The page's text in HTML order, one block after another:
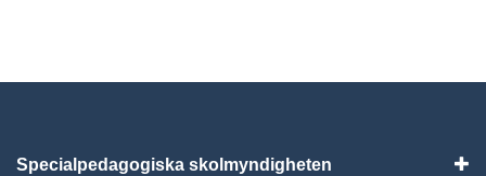
Specialpedagogiska skolmyndigheten